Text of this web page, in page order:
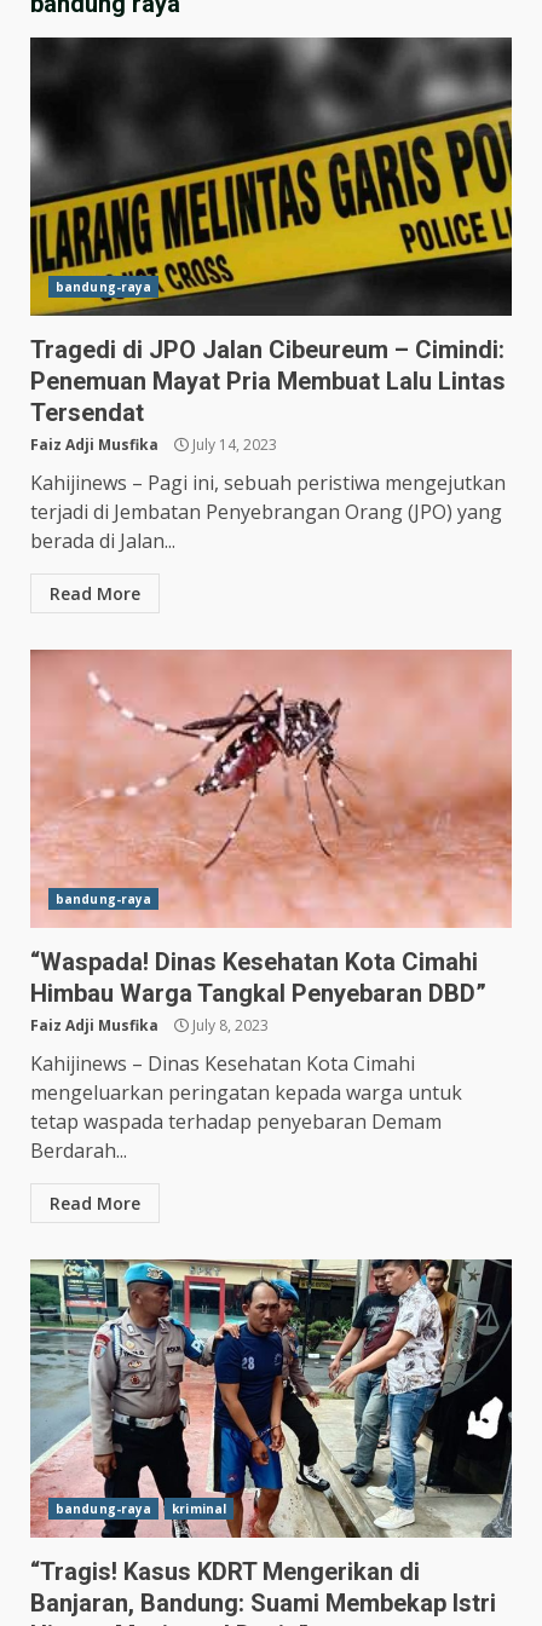
bandung-raya
Tragedi di JPO Jalan Cibeureum – Cimindi:
Penemuan Mayat Pria Membuat Lalu Lintas
Tersendat
Faiz Adji Musfika July 14, 2023
Kahijinews – Pagi ini, sebuah peristiwa mengejutkan
terjadi di Jembatan Penyebrangan Orang (JPO) yang
berada di Jalan...
Read More
bandung-raya
“Waspada! Dinas Kesehatan Kota Cimahi
Himbau Warga Tangkal Penyebaran DBD”
Faiz Adji Musfika July 8, 2023
Kahijinews – Dinas Kesehatan Kota Cimahi
mengeluarkan peringatan kepada warga untuk
tetap waspada terhadap penyebaran Demam
Berdarah...
Read More
bandung-raya kriminal
“Tragis! Kasus KDRT Mengerikan di
Banjaran, Bandung: Suami Membekap Istri
Hasil Piala Presiden 2026,